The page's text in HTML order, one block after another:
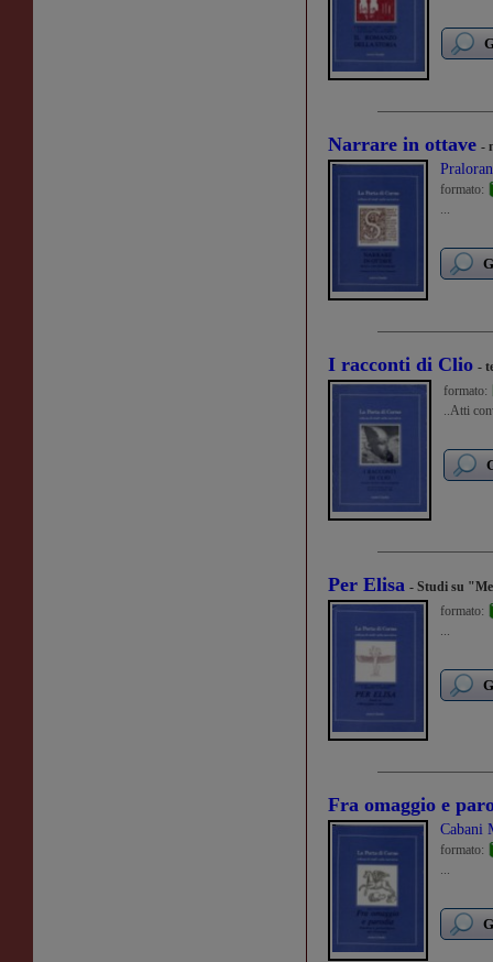
Narrare in ottave -
formato:
...
I racconti di Clio -
formato:
..Atti
Per Elisa - Studi su
formato:
...
Fra omaggio e
Cabani
formato:
...